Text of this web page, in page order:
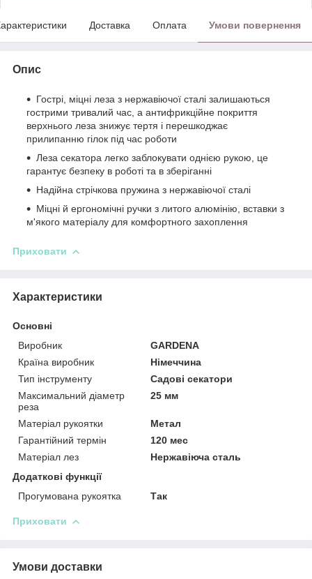
Доставка Оплата Умови повернення
Опис
Гострі, міцні леза з нержавіючої сталі залишаються
гострими тривалий час, а антифрикційне покриття
верхнього леза знижує тертя і перешкоджає
прилипанню гілок під час роботи
Леза секатора легко заблокувати однією рукою, це
гарантує безпеку в роботі та в зберіганні
Надійна стрічкова пружина з нержавіючої сталі
Міцні й ергономічні ручки з литого алюмінію, вставки з
м'якого матеріалу для комфортного захоплення
Приховати
Характеристики
Основні
Виробник
GARDENA
Країна виробник
Німеччина
Тип інструменту
Садові секатори
Максимальний діаметр
реза
25 мм
Матеріал рукоятки
Метал
Гарантійний термін
120 мес
Матеріал лез
Нержавіюча сталь
Додаткові функції
Прогумована рукоятка
Так
Приховати
Умови доставки